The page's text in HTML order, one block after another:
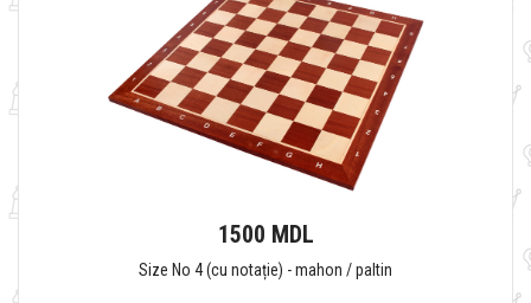
1500 MDL
Size No 4 (cu notație) - mahon / paltin